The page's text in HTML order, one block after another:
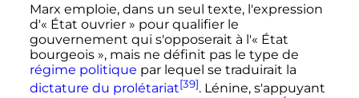
Marx emploie, dans un seul texte, l'expression
d'« État ouvrier » pour qualifier le
gouvernement qui s'opposerait à l'« État
bourgeois », mais ne définit pas le type de
régime politique par lequel se traduirait la
dictature du prolétariat[39]. Lénine, s'appuyant